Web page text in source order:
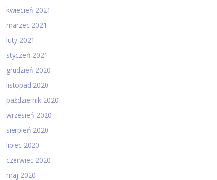
kwiecień 2021
marzec 2021
luty 2021
styczeń 2021
grudzień 2020
listopad 2020
październik 2020
wrzesień 2020
sierpień 2020
lipiec 2020
czerwiec 2020
maj 2020